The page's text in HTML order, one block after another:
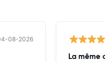
08-2026
La même